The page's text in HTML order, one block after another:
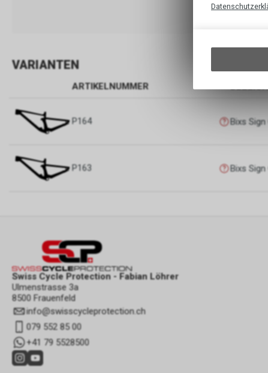
VARIANTEN
ARTIKELNUMMER
P164 Bixs
P163 Bixs
Swiss Cycle Protection - Fabian Löhrer
Ulmenstrasse 3a
8500 Frauenfeld
info@swisscycleprotection.ch
079 552 85 00
+41 79 5528500